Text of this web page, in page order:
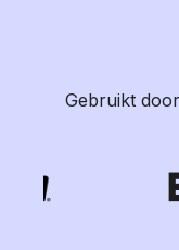
Gebruikt